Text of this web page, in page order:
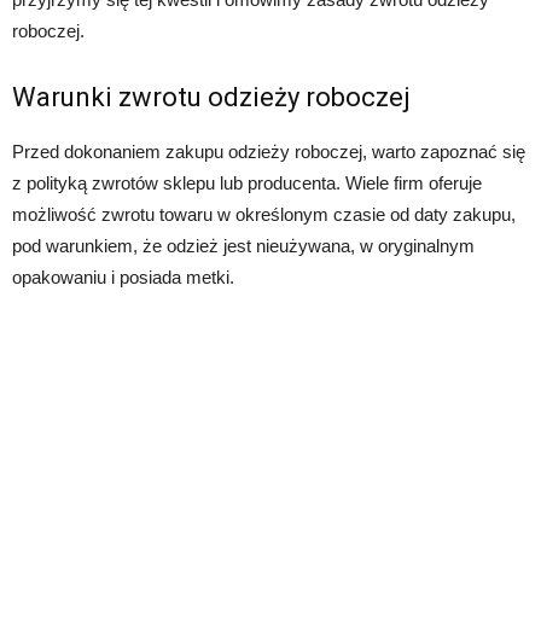
roboczej.
Warunki zwrotu odzieży roboczej
Przed dokonaniem zakupu odzieży roboczej, warto zapoznać się
z polityką zwrotów sklepu lub producenta. Wiele firm oferuje
możliwość zwrotu towaru w określonym czasie od daty zakupu,
pod warunkiem, że odzież jest nieużywana, w oryginalnym
opakowaniu i posiada metki.